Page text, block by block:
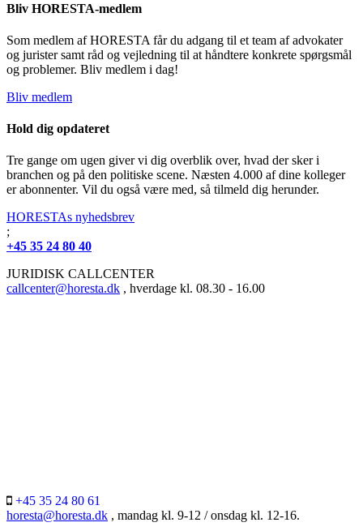
Bliv HORESTA-medlem
Som medlem af HORESTA får du adgang til et team af advokater
og jurister samt råd og vejledning til at håndtere konkrete spørgsmål
og problemer. Bliv medlem i dag!
Bliv medlem
Hold dig opdateret
Tre gange om ugen giver vi dig overblik over, hvad der sker i
branchen og på den politiske scene. Næsten 4.000 af dine kolleger
er abonnenter. Vil du også være med, så tilmeld dig herunder.
HORESTAs nyhedsbrev
;
+45 35 24 80 40
JURIDISK CALLCENTER
callcenter@horesta.dk , hverdage kl. 08.30 - 16.00
+45 35 24 80 61
horesta@horesta.dk , mandag kl. 9-12 / onsdag kl. 12-16.